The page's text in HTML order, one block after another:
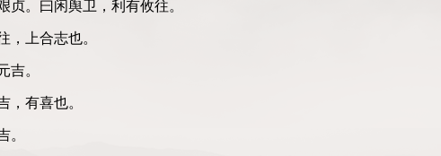
贞。曰闲舆卫，利有攸往。
，上合志也。
吉。
，有喜也。
。